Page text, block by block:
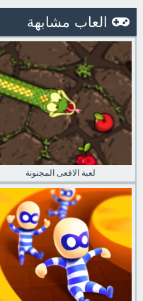
العاب مشابهة
لعبة الافعى المجنونة